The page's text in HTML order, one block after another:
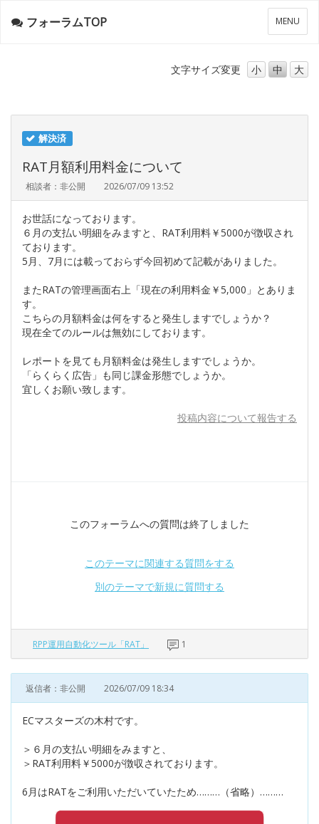
メ
ニ
ー
MENU
フォーラムTOP
文字サイズ変更 小 中 大
解決済
RAT月額利用料金について
相談者：非公開 2026/07/09 13:52
お世話になっております。
６月の支払い明細をみますと、RAT利用料￥5000が徴収され
ております。
5月、7月には載っておらず今回初めて記載がありました。
またRATの管理画面右上「現在の利用料金￥5,000」とありま
す。
こちらの月額料金は何をすると発生しますでしょうか？
現在全てのルールは無効にしております。
レポートを見ても月額料金は発生しますでしょうか。
「らくらく広告」も同じ課金形態でしょうか。
宜しくお願い致します。
投稿内容について報告する
このフォーラムへの質問は終了しました
このテーマに関連する質問をする
別のテーマで新規に質問する
RPP運用自動化ツール「RAT」 1
返信者：非公開 2026/07/09 18:34
ECマスターズの木村です。
＞６月の支払い明細をみますと、
＞RAT利用料￥5000が徴収されております。
6月はRATをご利用いただいていたため………（省略）………